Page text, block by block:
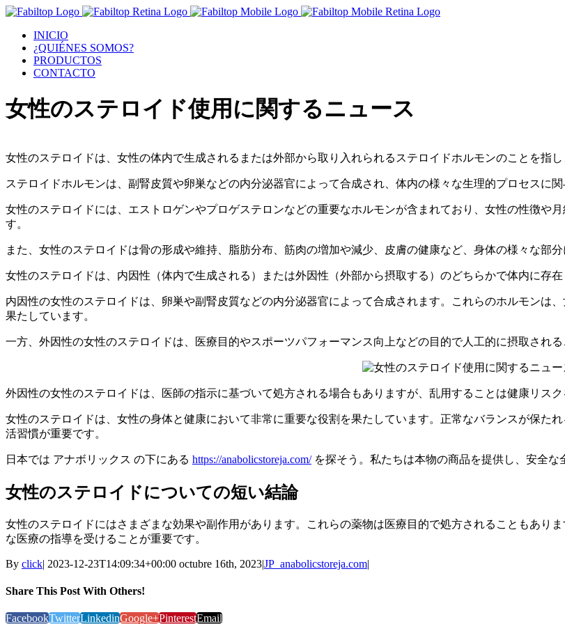
INICIO
¿QUIÉNES SOMOS?
PRODUCTOS
CONTACTO
女性のステロイド使用に関するニュース
女性のステロイドは、女性の体内で生成されるまたは外部から取り入れられるステロイドホルモンのことを指し
ステロイドホルモンは、副腎皮質や卵巣などの内分泌器官によって合成され、体内の様々な生理的プロセスに関
女性のステロイドには、エストロゲンやプロゲステロンなどの重要なホルモンが含まれており、女性の性徴や
す。
また、女性のステロイドは骨の形成や維持、脂肪分布、筋肉の増加や減少、皮膚の健康など、身体の様々な部分
女性のステロイドは、内因性（体内で生成される）または外因性（外部から摂取する）のどちらかで体内に存在
内因性の女性のステロイドは、卵巣や副腎皮質などの内分泌器官によって合成されます。これらのホルモンは
果たしています。
一方、外因性の女性のステロイドは、医療目的やスポーツパフォーマンス向上などの目的で人工的に摂取される
外因性の女性のステロイドは、医師の指示に基づいて処方される場合もありますが、乱用することは健康リス
女性のステロイドは、女性の身体と健康において非常に重要な役割を果たしています。正常なバランスが保た
活習慣が重要です。
日本では アナボリックス の下にある https://anabolicstoreja.com/を探そう。私たちは本物の商品を提供し、安全な
女性のステロイドについての短い結論
女性のステロイドにはさまざまな効果や副作用があります。これらの薬物は医療目的で処方されることもあり
な医療の指導を受けることが重要です。
By click| 2023-12-23T14:09:34+00:00 octubre 16th, 2023|JP_anabolicstoreja.com|
Share This Post With Others!
FacebookTwitterLinkedinGoogle+PinterestEmail